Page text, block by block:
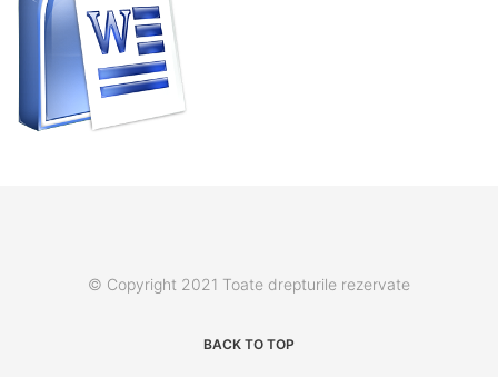
© Copyright 2021 Toate drepturile rezervate
BACK TO TOP